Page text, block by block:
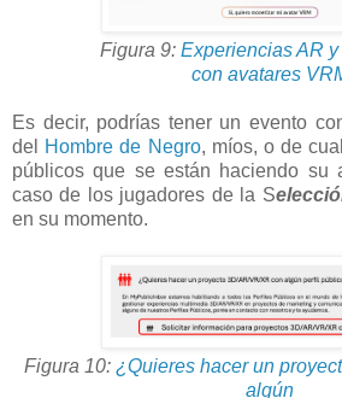
Figura 9: Experiencias AR
con avatares
Es decir, podrías tener un evento
del
Hombre de Negro, míos, o de
públicos que se están haciendo su
caso de los jugadores de la S
en su momento.
Figura 10: ¿Quieres hacer un
algún